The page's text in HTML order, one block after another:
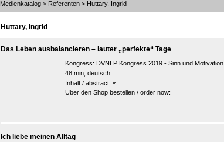
Medienkatalog > Referenten > Huttary, Ingrid
Huttary, Ingrid
Das Leben ausbalancieren – lauter „perfekte“ Tage
Kongress: DVNLP Kongress 2019 - Sinn und Motivation
48 min, deutsch
Inhalt / abstract
Über den Shop bestellen / order now:
Ich liebe meinen Alltag